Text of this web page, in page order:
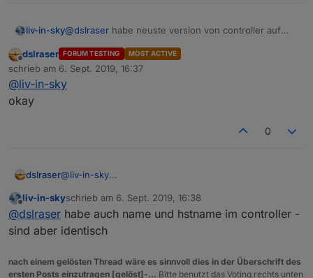
liv-in-sky@dslraser habe neuste version von controller auf
sichtbar - diese info habe ich auch nicht , Cloud Key
V2 habe ich nicht - nur 2 wlan uaps - du kannst ja
nach derfinal version das wieder bei dir einbauen -
Offline
dslraser FORUM TESTING MOST ACTIVE
schrieb am 6. Sept. 2019, 16:37
zuletzt editiert von
@liv-in-sky
okay
0
dslraser@liv-in-sky
Offline
liv-in-skyschrieb am 6. Sept. 2019, 16:38
zuletzt editiert von
@dslraser habe auch name und hstname im controller -
sind aber identisch
nach einem gelösten Thread wäre es sinnvoll dies in der Überschrift des
ersten Posts einzutragen [gelöst]-... Bitte benutzt das Voting rechts unten